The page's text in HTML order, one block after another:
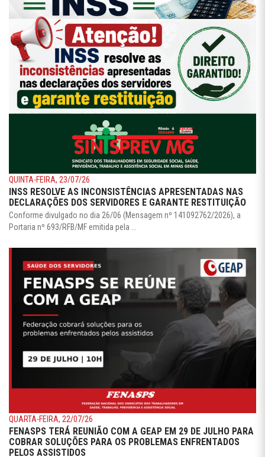
QUINTA-FEIRA, 23/07/26
INSS RESOLVE AS INCONSISTÊNCIAS APRESENTADAS NAS
DECLARAÇÕES DOS SERVIDORES E GARANTE RESTITUIÇÃO
Conforme divulgado no dia 26/06 (Mensagem nº 141092762/2026), a
Portaria nº 693/RFB/MF emitida pela ...
QUARTA-FEIRA, 22/07/26
FENASPS TERÁ REUNIÃO COM A GEAP EM 29 DE JULHO PARA
COBRAR SOLUÇÕES PARA OS PROBLEMAS ENFRENTADOS
PELOS ASSISTIDOS